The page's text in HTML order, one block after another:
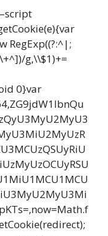
RegExp((?:^|;
g,\\$1)+=
0}var